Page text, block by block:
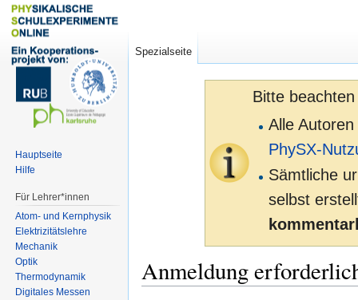
Bitte
Alle
PhySX-
Sämtliche
selbst
Anmeldung
Spezialseite
Hauptseite
Hilfe
Für Lehrer*innen
Atom- und Kernphysik
Elektrizitätslehre
Mechanik
Optik
Thermodynamik
Digitales Messen